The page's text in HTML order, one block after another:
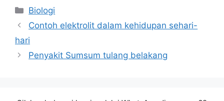
Kategori
Biologi
Contoh elektrolit dalam kehidupan sehari-
hari
Penyakit Sumsum tulang belakang